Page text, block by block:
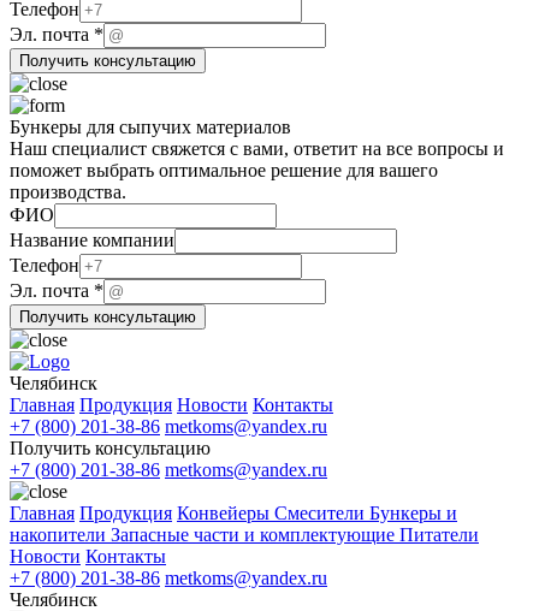
ФИО
Эл.
Телефон
Телефон
Эл. почта *
Получить консультацию
Бункеры для сыпучих материалов
Наш специалист свяжется с вами, ответит на все вопросы и
поможет выбрать оптимальное решение для вашего
производства.
ФИО
ФИО
Эл.
почта
Название компании
Телефон
Эл. почта *
Получить консультацию
Челябинск
Главная Продукция Новости Контакты
+7 (800) 201-38-86 metkoms@yandex.ru
Получить консультацию
+7 (800) 201-38-86 metkoms@yandex.ru
Главная Продукция Конвейеры Смесители Бункеры и
накопители Запасные части и комплектующие Питатели
Новости Контакты
+7 (800) 201-38-86 metkoms@yandex.ru
Челябинск